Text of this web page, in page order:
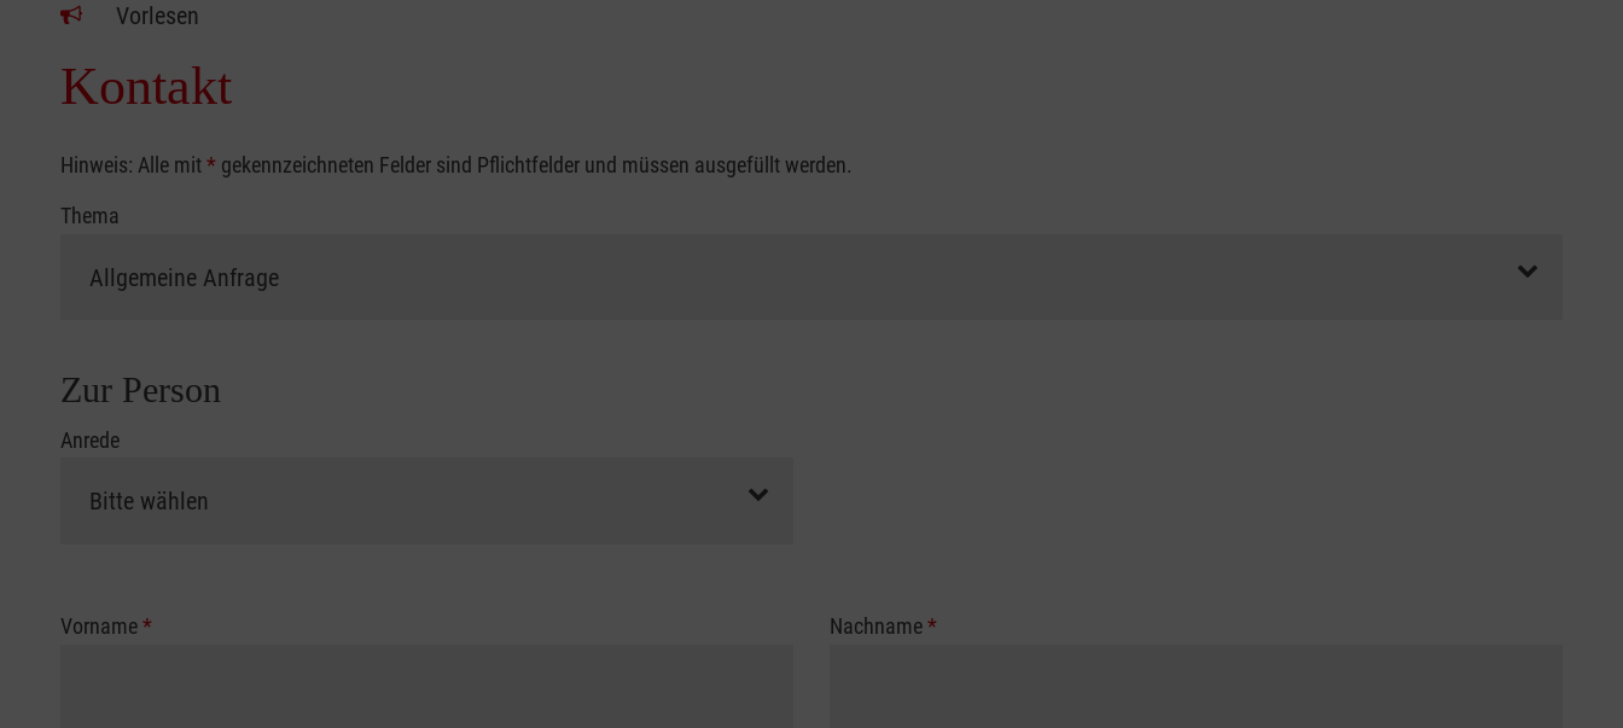
Vorlesen
Kontakt
Hinweis: Alle mit* gekennzeichneten Felder sind Pflichtfelder und müssen ausgefüllt werden.
Thema
Zur Person
Anrede
Vorname* Nachname*